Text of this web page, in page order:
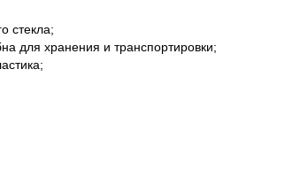
стекла;
для хранения и транспортировки;